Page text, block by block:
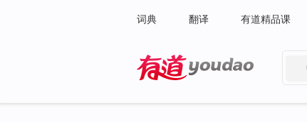
词典 翻译 有道精品课